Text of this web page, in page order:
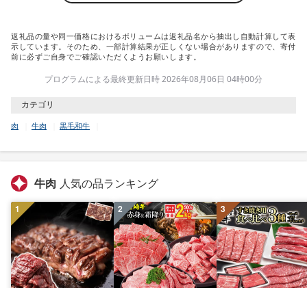
返礼品の量や同一価格におけるボリュームは返礼品名から抽出し自動計算して表
示しています。そのため、一部計算結果が正しくない場合がありますので、寄付
前に必ずご自身でご確認いただくようお願いします。
プログラムによる最終更新日時 2026年08月06日 04時00分
カテゴリ
肉 牛肉 黒毛和牛
牛肉 人気の品ランキング
1 2 3